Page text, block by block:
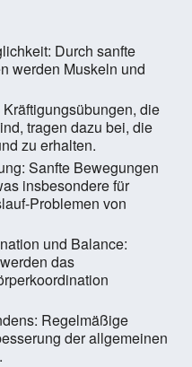
Durch sanfte
werden Muskeln und
die
tragen dazu bei, die
zu erhalten.
Sanfte Bewegungen
insbesondere für
Problemen von
und Balance:
das
Regelmäßige
der allgemeinen